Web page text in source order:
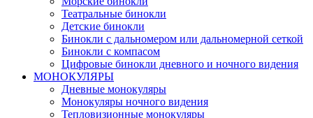
Театральные бинокли
Детские бинокли
Бинокли с дальномером или дальномерной сеткой
Бинокли с компасом
Цифровые бинокли дневного и ночного видения
МОНОКУЛЯРЫ
Дневные монокуляры
Монокуляры ночного видения
Тепловизионные монокуляры